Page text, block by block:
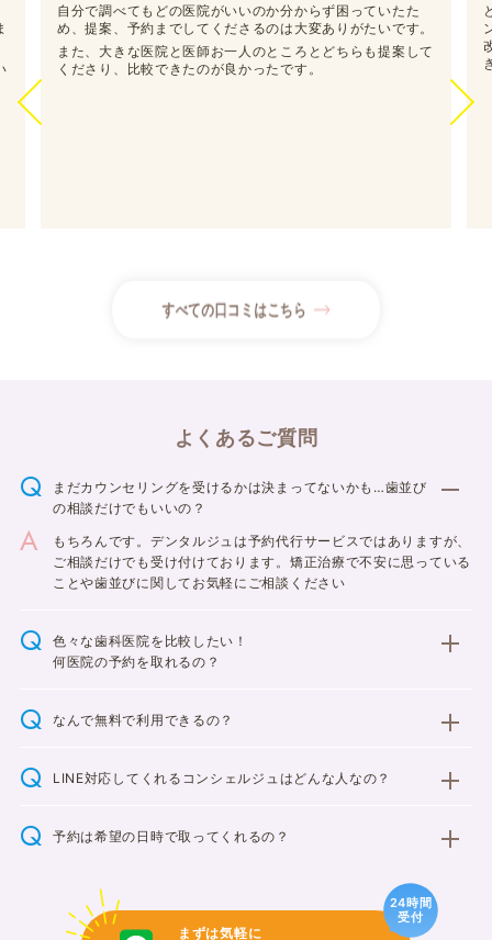
○○矯正歯科医院ホームページURL ◆
おすすめポイント
・院長が日本矯正歯科学会の認定医
・平日夜20時までかつ土日祝も診療で
院がいいのか分からず困っていたた
てくださるのは大変ありがたいです。
師お一人のところとどちらも提案して
のが良かったです。
とてもご親切、ご丁寧にご対
ンセリング踏まえ不安などお
改めて医院を探していただい
き感謝しております。
すべての口コミはこちら
よくあるご質問
まだカウンセリングを受けるかは決まってないかも…歯並び
の相談だけでもいいの？
もちろんです。デンタルジュは予約代行サービスではありますが、
ご相談だけでも受け付けております。矯正治療で不安に思っている
ことや歯並びに関してお気軽にご相談ください
色々な歯科医院を比較したい！
何医院の予約を取れるの？
なんで無料で利用できるの？
LINE対応してくれるコンシェルジュはどんな人なの？
予約は希望の日時で取ってくれるの？
まずは気軽に
24時間
受付